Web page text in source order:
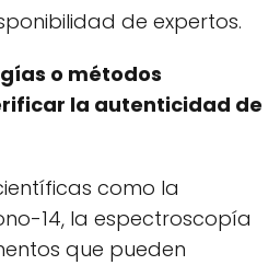
de expertos.
o métodos
la autenticidad de
como la
14, la espectroscopía
que pueden